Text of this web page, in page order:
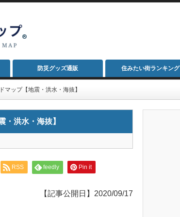
防災グッズ通販 住みたい街ランキング
マップ【地震・洪水・海抜】
・洪水・海抜】
RSS feedly Pin it
【記事公開日】2020/09/17